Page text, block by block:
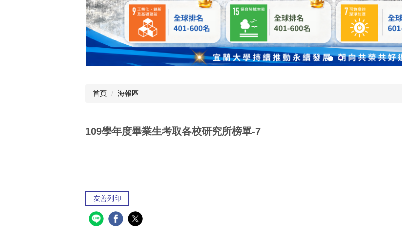
首頁 海報區
109學年度畢業生考取各校研究所榜單-7
友善列印